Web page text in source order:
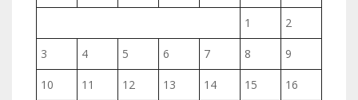
1 2
3 4 5 6 7 8 9
10 11 12 13 14 15 16